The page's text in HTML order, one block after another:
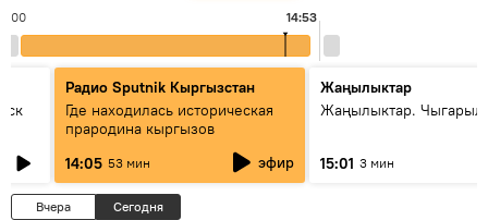
14:53
Радио Sputnik Кыргызстан
Где находилась историческая
прародина кыргызов
14:05 53 мин эфир
Жаңылыктар
Жаңылыктар.
15:01 3 мин
Вчера Сегодня